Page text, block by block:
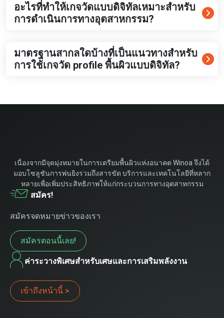
อะไรที่ทำให้เกจวัดแบบดิจิทัลเหมาะสำหรับ
การดำเนินการทางอุตสาหกรรม?
มาตรฐานสากลใดบ้างที่เป็นแนวทางสำหรับ
การใช้เกจวัด profile พื้นผิวแบบดิจิทัล?
เนื่องจากมีจุดมุ่งหมายในการเตรียมพื้นผิวแห่งอนาคต Winoa จึงได้
มอบโซลูชันการพ่นยิงรวมถึงสารขัด บริการและเทคโนโลยีที่หลาก
หลายเพื่อเพิ่มประสิทธิภาพให้แก่กระบวนการทางอุตสาหกรรม
สมัคร!
สมัครจดหมายข่าวของเรา
สมัครตอนนี้เลย!
ค่าระวางพิเศษสำหรับเศษและการเสริมพลังงาน
เข้าถึงหน้านี้ >